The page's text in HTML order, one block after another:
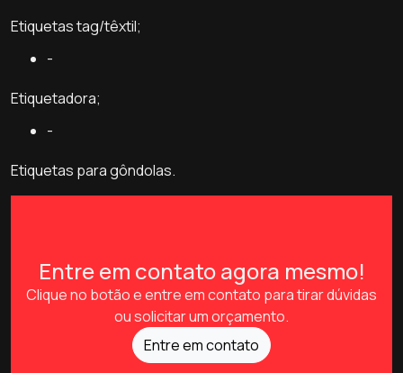
Etiquetas tag/têxtil;
-
Etiquetadora;
-
Etiquetas para gôndolas.
Entre em contato agora mesmo!
Clique no botão e entre em contato para tirar dúvidas
ou solicitar um orçamento.
Entre em contato